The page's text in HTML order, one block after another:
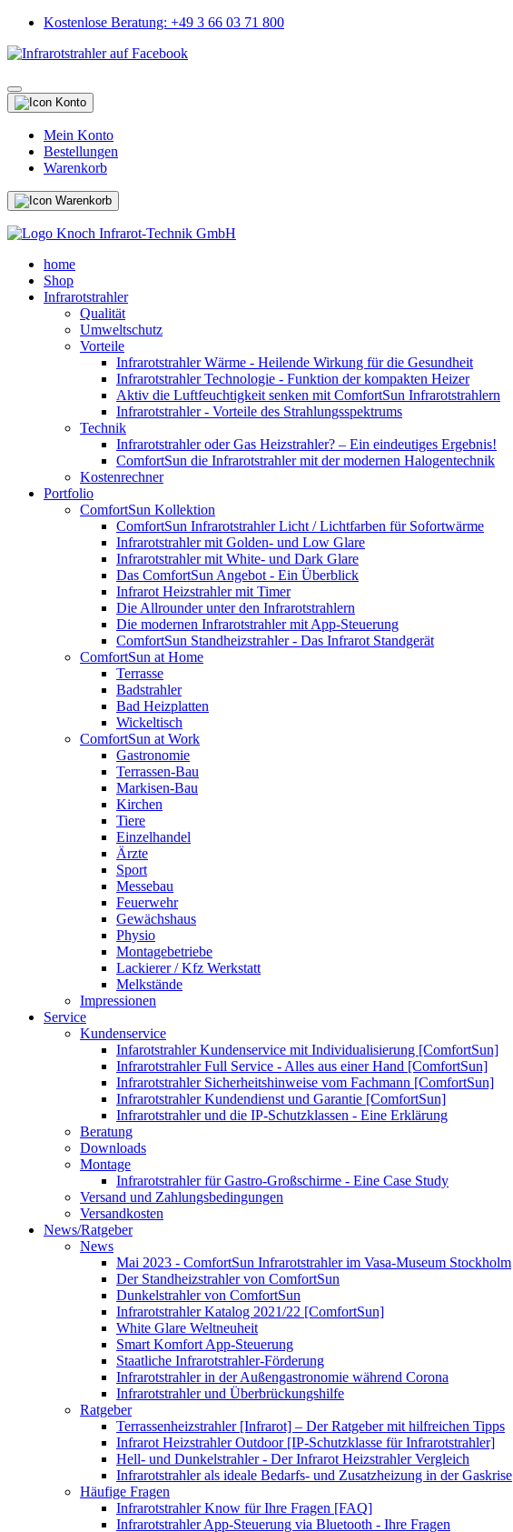
Kostenlose Beratung: +49 3 66 03 71 800
Mein Konto
Bestellungen
Warenkorb
home
Shop
Infrarotstrahler
Qualität
Umweltschutz
Vorteile
Infrarotstrahler Wärme - Heilende Wirkung für die Gesundheit
Infrarotstrahler Technologie - Funktion der kompakten Heizer
Aktiv die Luftfeuchtigkeit senken mit ComfortSun Infrarotstrahlern
Infrarotstrahler - Vorteile des Strahlungsspektrums
Technik
Infrarotstrahler oder Gas Heizstrahler? – Ein eindeutiges Ergebnis!
ComfortSun die Infrarotstrahler mit der modernen Halogentechnik
Kostenrechner
Portfolio
ComfortSun Kollektion
ComfortSun Infrarotstrahler Licht / Lichtfarben für Sofortwärme
Infrarotstrahler mit Golden- und Low Glare
Infrarotstrahler mit White- und Dark Glare
Das ComfortSun Angebot - Ein Überblick
Infrarot Heizstrahler mit Timer
Die Allrounder unter den Infrarotstrahlern
Die modernen Infrarotstrahler mit App-Steuerung
ComfortSun Standheizstrahler - Das Infrarot Standgerät
ComfortSun at Home
Terrasse
Badstrahler
Bad Heizplatten
Wickeltisch
ComfortSun at Work
Gastronomie
Terrassen-Bau
Markisen-Bau
Kirchen
Tiere
Einzelhandel
Ärzte
Sport
Messebau
Feuerwehr
Gewächshaus
Physio
Montagebetriebe
Lackierer / Kfz Werkstatt
Melkstände
Impressionen
Service
Kundenservice
Infarotstrahler Kundenservice mit Individualisierung [ComfortSun]
Infrarotstrahler Full Service - Alles aus einer Hand [ComfortSun]
Infrarotstrahler Sicherheitshinweise vom Fachmann [ComfortSun]
Infrarotstrahler Kundendienst und Garantie [ComfortSun]
Infrarotstrahler und die IP-Schutzklassen - Eine Erklärung
Beratung
Downloads
Montage
Infrarotstrahler für Gastro-Großschirme - Eine Case Study
Versand und Zahlungsbedingungen
Versandkosten
News/Ratgeber
News
Mai 2023 - ComfortSun Infrarotstrahler im Vasa-Museum Stockholm
Der Standheizstrahler von ComfortSun
Dunkelstrahler von ComfortSun
Infrarotstrahler Katalog 2021/22 [ComfortSun]
White Glare Weltneuheit
Smart Komfort App-Steuerung
Staatliche Infrarotstrahler-Förderung
Infrarotstrahler in der Außengastronomie während Corona
Infrarotstrahler und Überbrückungshilfe
Ratgeber
Terrassenheizstrahler [Infrarot] – Der Ratgeber mit hilfreichen Tipps
Infrarot Heizstrahler Outdoor [IP-Schutzklasse für Infrarotstrahler]
Hell- und Dunkelstrahler - Der Infrarot Heizstrahler Vergleich
Infrarotstrahler als ideale Bedarfs- und Zusatzheizung in der Gaskrise
Häufige Fragen
Infrarotstrahler Know für Ihre Fragen [FAQ]
Infrarotstrahler App-Steuerung via Bluetooth - Ihre Fragen